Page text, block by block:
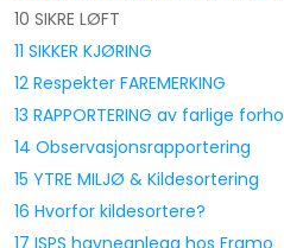
10 SIKRE LØFT
11 SIKKER KJØRING
12 Respekter FAREMERKING
13 RAPPORTERING av farlige
14 Observasjonsrapportering
15 YTRE MILJØ & Kildesortering
16 Hvorfor kildesortere?
17 ISPS havneanlegg hos Framo